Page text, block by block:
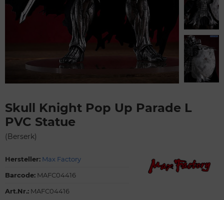
Skull Knight Pop Up Parade L
PVC Statue
(Berserk)
Hersteller: Max Factory
Barcode: MAFC04416
Art.Nr.: MAFC04416